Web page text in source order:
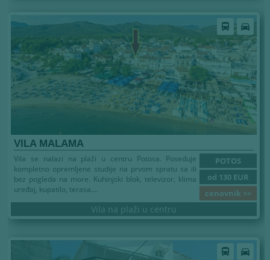
directions_bus directions_car
VILA MALAMA
POTOS
od 130 EUR
cenovnik >>
Vila se nalazi na plaži u centru Potosa. Poseduje
kompletno opremljene studije na prvom spratu sa ili
bez pogleda na more. Kuhinjski blok, televizor, klima
uređaj, kupatilo, terasa....
Vila na plaži u centru
directions_bus directions_car